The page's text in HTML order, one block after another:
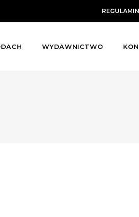
REGULAMIN
WYDAWNICTWO